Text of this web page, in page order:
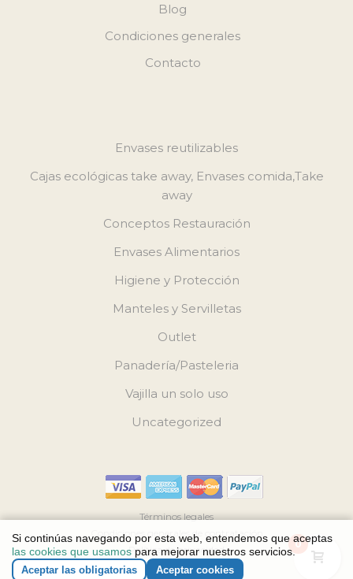
Blog
Condiciones generales
Contacto
Envases reutilizables
Cajas ecológicas take away, Envases comida,Take
away
Conceptos Restauración
Envases Alimentarios
Higiene y Protección
Manteles y Servilletas
Outlet
Panadería/Pasteleria
Vajilla un solo uso
Uncategorized
Términos legales
Condiciones generales de contratación
Política de privacidad
Política de Cookies
0
Si continúas navegando por esta web, entendemos que aceptas
las cookies que usamos para mejorar nuestros servicios.
Aceptar las obligatorias Aceptar cookies